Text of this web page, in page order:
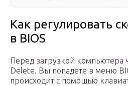
Как регулировать
в BIOS
Перед загрузкой компьютера
Delete. Вы попадёте в меню
происходит с помощью